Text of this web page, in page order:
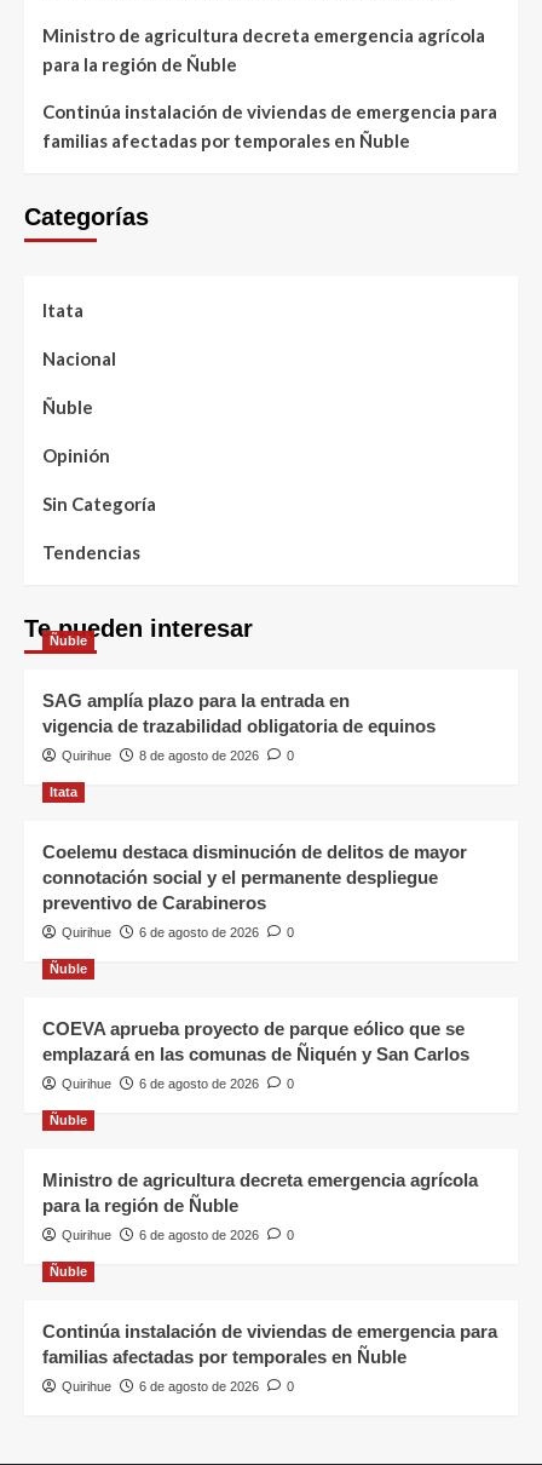
Ministro de agricultura decreta emergencia agrícola
para la región de Ñuble
Continúa instalación de viviendas de emergencia para
familias afectadas por temporales en Ñuble
Categorías
Itata
Nacional
Ñuble
Opinión
Sin Categoría
Tendencias
Te pueden interesar
Ñuble
SAG amplía plazo para la entrada en
vigencia de trazabilidad obligatoria de equinos
Quirihue 8 de agosto de 2026 0
Itata
Coelemu destaca disminución de delitos de mayor
connotación social y el permanente despliegue
preventivo de Carabineros
Quirihue 6 de agosto de 2026 0
Ñuble
COEVA aprueba proyecto de parque eólico que se
emplazará en las comunas de Ñiquén y San Carlos
Quirihue 6 de agosto de 2026 0
Ñuble
Ministro de agricultura decreta emergencia agrícola
para la región de Ñuble
Quirihue 6 de agosto de 2026 0
Ñuble
Continúa instalación de viviendas de emergencia para
familias afectadas por temporales en Ñuble
Quirihue 6 de agosto de 2026 0